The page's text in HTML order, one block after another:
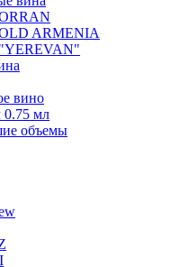
ARMENIA
вино
0.75 мл
объемы